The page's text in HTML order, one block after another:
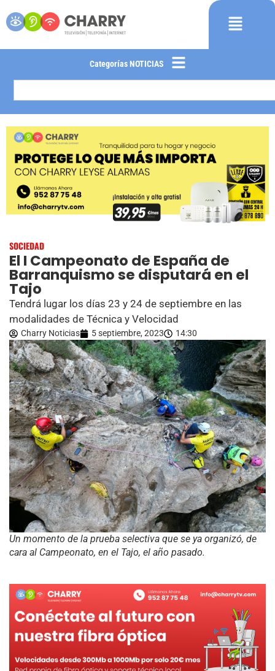
Categorías NOTICIAS
SOCIEDAD
El I Campeonato de España de
Barranquismo se disputará en el
Tajo
Tendrá lugar los días 23 y 24 de septiembre en las
modalidades de Técnica y Velocidad
Charry Noticias 5 septiembre, 2023 14:30
Un momento de la prueba selectiva que se ya organizó, de
cara al Campeonato, en el Tajo, el año pasado.